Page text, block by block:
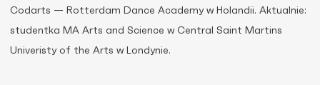
Codarts — Rotterdam Dance Academy w Holandii. Aktualnie:
studentka MA Arts and Science w Central Saint Martins
Univeristy of the Arts w Londynie.